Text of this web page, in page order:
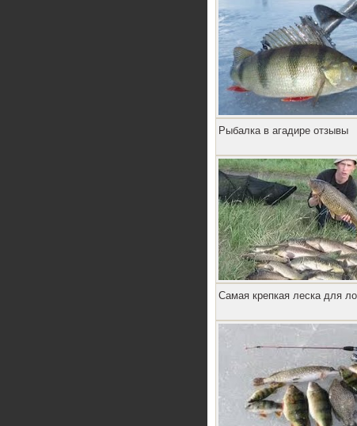
Рыбалка в агадире отзывы
Самая крепкая леска для